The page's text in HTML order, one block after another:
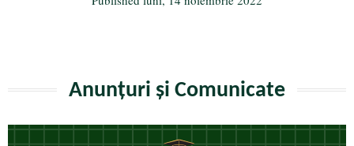
Anunțuri și Comunicate